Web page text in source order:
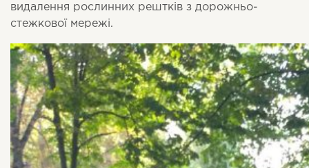
видалення рослинних рештків з дорожньо-
стежкової мережі.